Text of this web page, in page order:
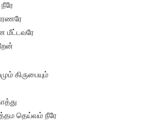
மீட்டவரே
கிருபையும்
தெய்வம் நீரே